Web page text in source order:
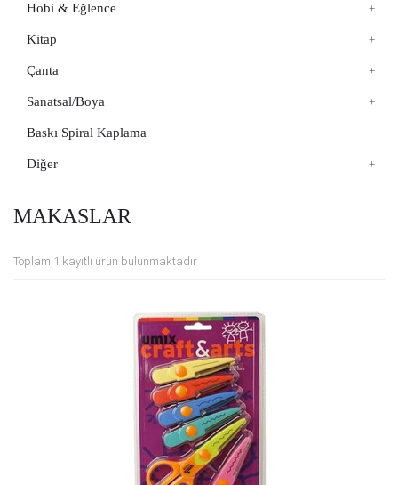
Hobi & Eğlence
Kitap
Çanta
Sanatsal/Boya
Baskı Spiral Kaplama
Diğer
MAKASLAR
Toplam 1 kayıtlı ürün bulunmaktadır